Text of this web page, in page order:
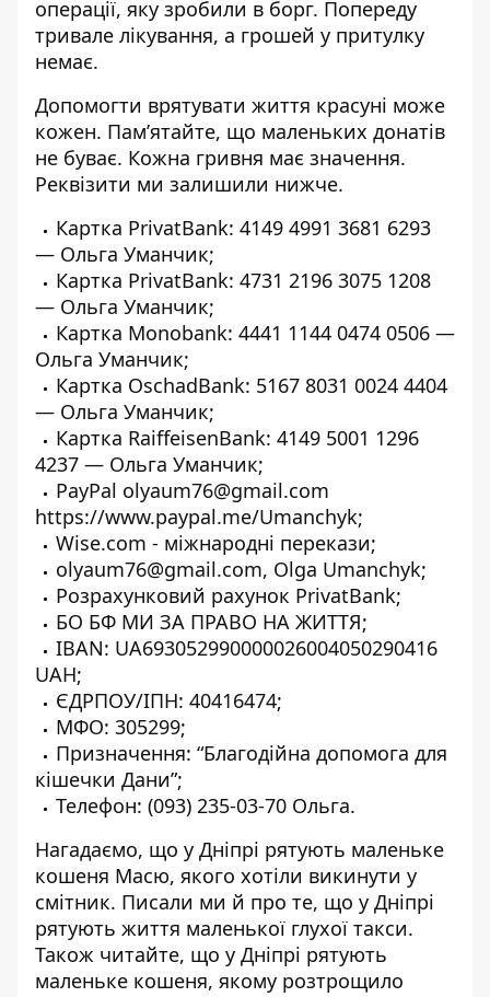
операції, яку зробили в борг. Попереду
тривале лікування, а грошей у притулку
немає.
Допомогти врятувати життя красуні може
кожен. Пам’ятайте, що маленьких донатів
не буває. Кожна гривня має значення.
Реквізити ми залишили нижче.
Картка PrivatBank: 4149 4991 3681 6293
— Ольга Уманчик;
Картка PrivatBank: 4731 2196 3075 1208
— Ольга Уманчик;
Картка Monobank: 4441 1144 0474 0506 —
Ольга Уманчик;
Картка OschadBank: 5167 8031 0024 4404
— Ольга Уманчик;
Картка RaiffeisenBank: 4149 5001 1296
4237 — Ольга Уманчик;
PayPal olyaum76@gmail.com
https://www.paypal.me/Umanchyk;
Wise.com - міжнародні перекази;
olyaum76@gmail.com, Olga Umanchyk;
Розрахунковий рахунок PrivatBank;
БО БФ МИ ЗА ПРАВО НА ЖИТТЯ;
IBAN: UA693052990000026004050290416
UAH;
ЄДРПОУ/ІПН: 40416474;
МФО: 305299;
Призначення: “Благодійна допомога для
кішечки Дани”;
Телефон: (093) 235-03-70 Ольга.
Нагадаємо, що у Дніпрі рятують маленьке
кошеня Масю, якого хотіли викинути у
смітник. Писали ми й про те, що у Дніпрі
рятують життя маленької глухої такси.
Також читайте, що у Дніпрі рятують
маленьке кошеня, якому розтрощило